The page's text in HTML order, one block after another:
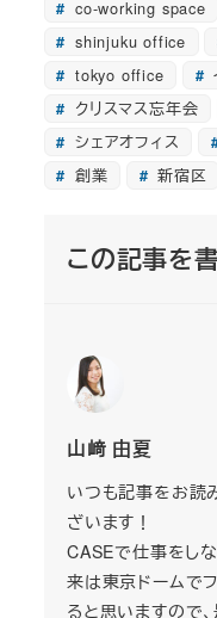
co-working space
shinjuku office
tokyo office
クリスマス忘年会
シェアオフィス
創業
新宿区
この記事を
山﨑 由夏
いつも記事をお読
ざいます！
CASEで仕事をし
来は東京ドームで
ると思いますので